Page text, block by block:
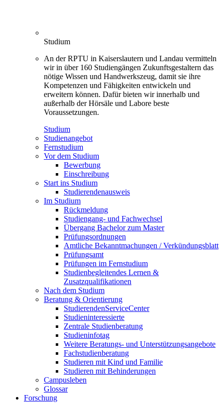
Studium
An der RPTU in Kaiserslautern und Landau vermitteln
wir in über 160 Studiengängen Zukunftsgestaltern das
nötige Wissen und Handwerkszeug, damit sie ihre
Kompetenzen und Fähigkeiten entwickeln und
erweitern können. Dafür bieten wir innerhalb und
außerhalb der Hörsäle und Labore beste
Voraussetzungen.
Studium
Studienangebot
Fernstudium
Vor dem Studium
Bewerbung
Einschreibung
Start ins Studium
Studierendenausweis
Im Studium
Rückmeldung
Studiengang- und Fachwechsel
Übergang Bachelor zum Master
Prüfungsordnungen
Amtliche Bekanntmachungen / Verkündungsblatt
Prüfungsamt
Prüfungen im Fernstudium
Studienbegleitendes Lernen &
Zusatzqualifikationen
Nach dem Studium
Beratung & Orientierung
StudierendenServiceCenter
Studieninteressierte
Zentrale Studienberatung
Studieninfotag
Weitere Beratungs- und Unterstützungsangebote
Fachstudienberatung
Studieren mit Kind und Familie
Studieren mit Behinderungen
Campusleben
Glossar
Forschung